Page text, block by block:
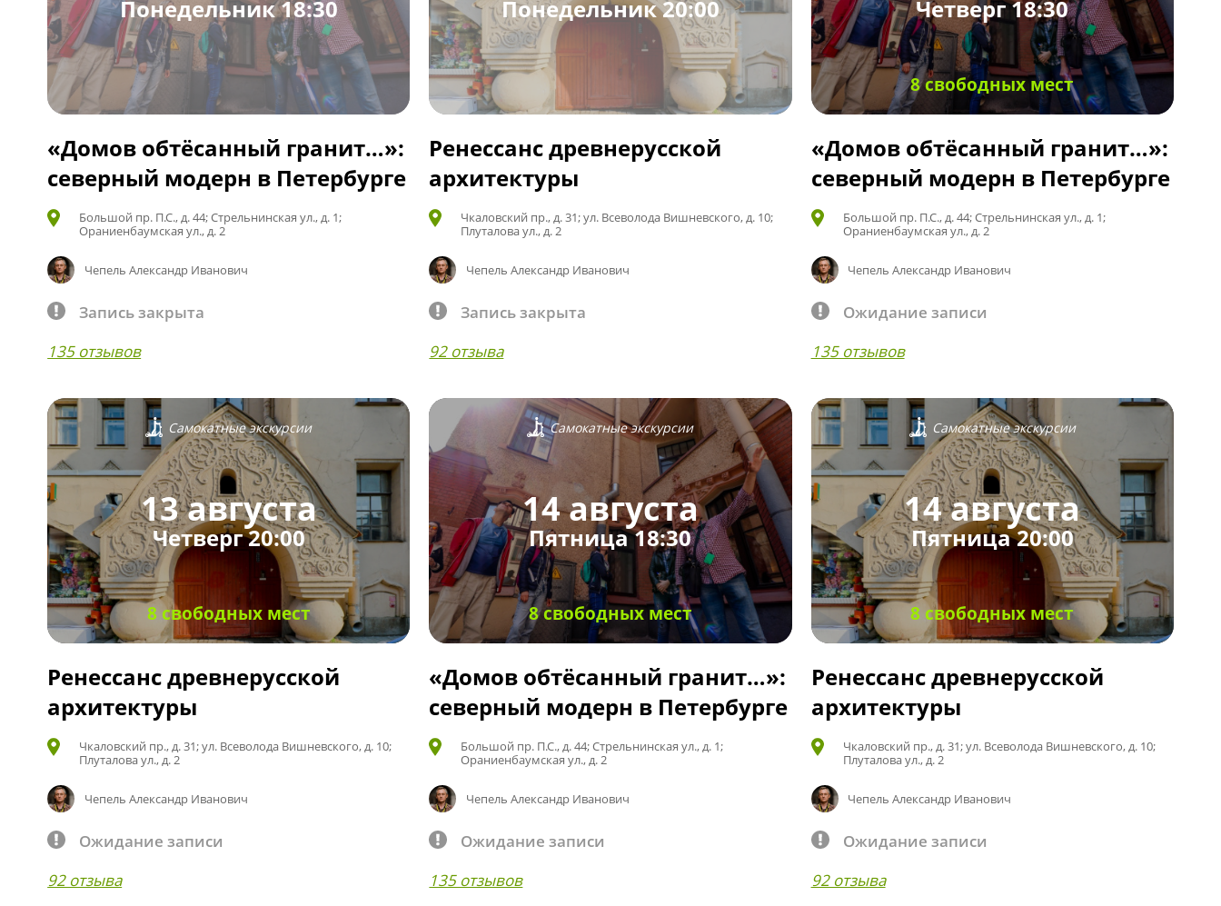
Понедельник 18:30
«Домов обтёсанный гранит…»:
северный модерн в Петербурге
Большой пр. П.С., д. 44; Стрельнинская ул., д. 1;
Ораниенбаумская ул., д. 2
Чепель Александр Иванович
Запись закрыта
135 отзывов
Понедельник 20:00
Ренессанс древнерусской
архитектуры
Чкаловский пр., д. 31; ул. Всеволода Вишневского, д. 10;
Плуталова ул., д. 2
Чепель Александр Иванович
Запись закрыта
92 отзыва
Четверг 18:30
8 свободных мест
«Домов обтёсанный гранит…»:
северный модерн в Петербурге
Большой пр. П.С., д. 44; Стрельнинская ул., д. 1;
Ораниенбаумская ул., д. 2
Чепель Александр Иванович
Ожидание записи
135 отзывов
Самокатные экскурсии
13 августа
Четверг 20:00
8 свободных мест
Ренессанс древнерусской
архитектуры
Чкаловский пр., д. 31; ул. Всеволода Вишневского, д. 10;
Плуталова ул., д. 2
Чепель Александр Иванович
Ожидание записи
92 отзыва
Самокатные экскурсии
14 августа
Пятница 18:30
8 свободных мест
«Домов обтёсанный гранит…»:
северный модерн в Петербурге
Большой пр. П.С., д. 44; Стрельнинская ул., д. 1;
Ораниенбаумская ул., д. 2
Чепель Александр Иванович
Ожидание записи
135 отзывов
Самокатные экскурсии
14 августа
Пятница 20:00
8 свободных мест
Ренессанс древнерусской
архитектуры
Чкаловский пр., д. 31; ул. Всеволода Вишневского, д. 10;
Плуталова ул., д. 2
Чепель Александр Иванович
Ожидание записи
92 отзыва